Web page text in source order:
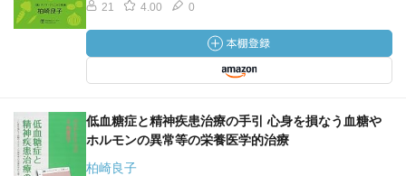
21 4.00 0
低血糖症と精神疾患治療の手引 心身を損なう血糖や
ホルモンの異常等の栄養医学的治療
柏崎良子